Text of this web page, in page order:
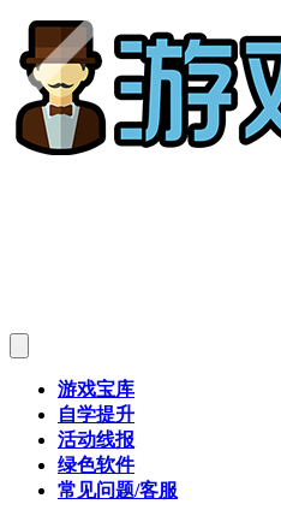
游戏宝库
自学提升
活动线报
绿色软件
常见问题/客服